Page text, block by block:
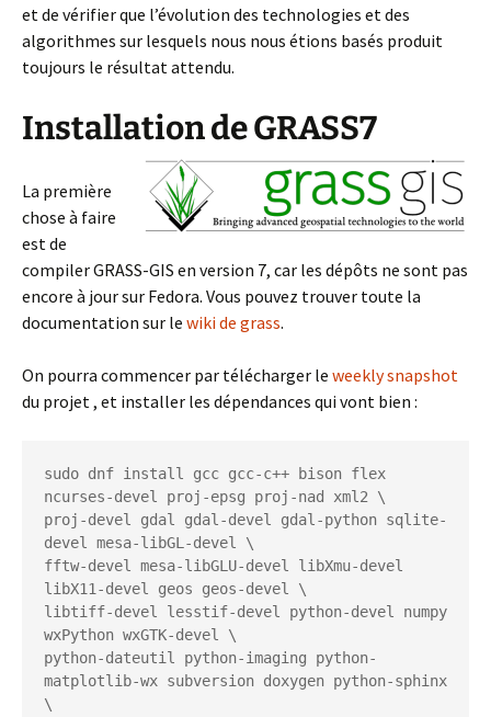
et de vérifier que l’évolution des technologies et des
algorithmes sur lesquels nous nous étions basés produit
toujours le résultat attendu.
Installation de GRASS7
La première
chose à faire
est de
compiler GRASS-GIS en version 7, car les dépôts ne sont pas
encore à jour sur Fedora. Vous pouvez trouver toute la
documentation sur le wiki de grass.
On pourra commencer par télécharger le weekly snapshot
du projet , et installer les dépendances qui vont bien :
sudo dnf install gcc gcc-c++ bison flex
ncurses-devel proj-epsg proj-nad xml2 \
proj-devel gdal gdal-devel gdal-python sqlite-
devel mesa-libGL-devel \
fftw-devel mesa-libGLU-devel libXmu-devel
libX11-devel geos geos-devel \
libtiff-devel lesstif-devel python-devel numpy
wxPython wxGTK-devel \
python-dateutil python-imaging python-
matplotlib-wx subversion doxygen python-sphinx
\